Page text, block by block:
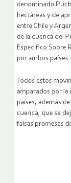
denominado
hectáreas y de
entre Chile y
de la cuenca del
Especifico Sobre
por ambos países.
Todos estos
amparados por la
países, además
cuenca, que se
falsas promesas